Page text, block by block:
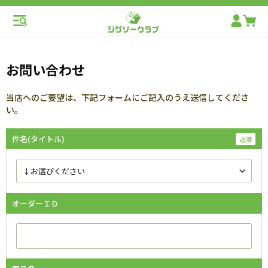
お問い合わせ
当店へのご要望は、下記フォームにご記入のうえ送信してくださ
い。
件名(タイトル)
オーダーＩＤ